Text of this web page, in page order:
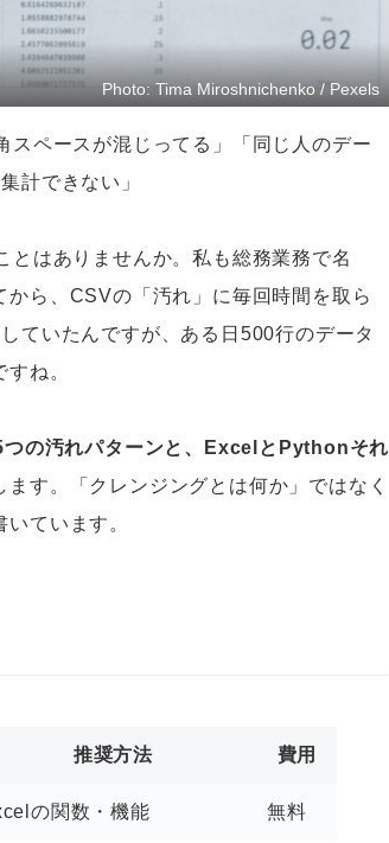
Photo: Tima Miroshnichenko / Pexels
スペースが混じってる」「同じ人のデー
計できない」
とはありませんか。私も総務業務で名
ら、CSVの「汚れ」に毎回時間を取ら
ていたんですが、ある日500行のデータ
ね。
の汚れパターンと、ExcelとPythonそれ
ます。「クレンジングとは何か」ではなく
ています。
推奨方法 費用
の関数・機能 無料